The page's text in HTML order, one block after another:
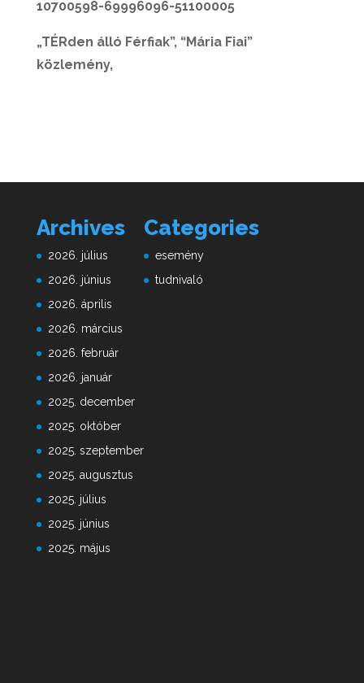
10700598-69996096-51100005
„TÉRden álló Férfiak”, “Mária Fiai”
közlemény,
Archives
2026. július
2026. június
2026. április
2026. március
2026. február
2026. január
2025. december
2025. október
2025. szeptember
2025. augusztus
2025. július
2025. június
2025. május
Categories
esemény
tudnivaló